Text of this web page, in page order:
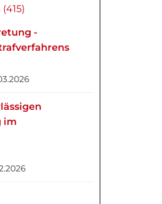
-
im